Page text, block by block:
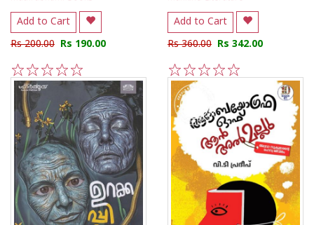
Add to Cart
Rs 200.00 Rs 190.00
5
4
3
2
1
Add to Cart
Rs 360.00 Rs 342.00
3
2
1